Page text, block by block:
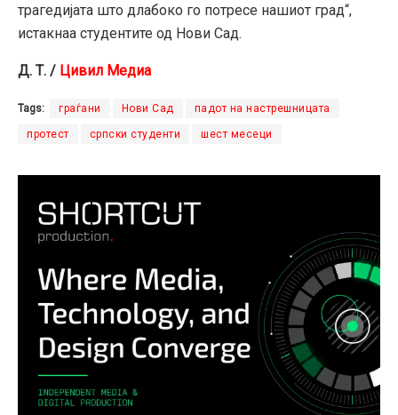
трагедијата што длабоко го потресе нашиот град“,
истакнаа студентите од Нови Сад.
Д. Т. / Цивил Медиа
Tags: граѓани Нови Сад падот на настрешницата
протест српски студенти шест месеци